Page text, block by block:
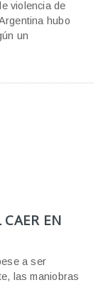
violencia de
hubo
un
EN
a ser
las maniobras